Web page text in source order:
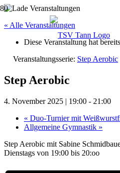
« Alle Veranstaltungen
Diese Veranstaltung hat
Veranstaltungsserie: Step Aerobic
Step Aerobic
4. November 2025 | 19:00 - 21:00
« Duo-Turnier mit
Allgemeine Gymnastik »
Step Aerobic mit Sabine
Dienstags von 19:00 bis 20:oo